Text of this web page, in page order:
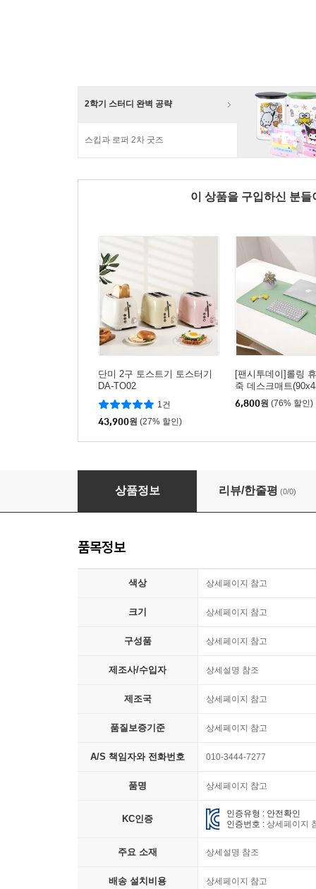
2학기 스터디 완벽 공략
스킵과 로퍼 2차 굿즈
이 상품을 구입하신 분
단미 2구 토스트기 토스터기
DA-TO02
1건
43,900원 (27% 할인)
[팬시투데이]롤링
죽 데스크매트
린)
6,800원 (76% 할인)
사계절 고정밴드 침대패드 매트리스패드 알러
상품정보 리뷰/한줄평 (0/0)
품목정보
색상 상세페이지 참고
크기 상세페이지 참고
구성품 상세페이지 참고
제조사/수입자 상세설명 참조
제조국 상세페이지 참고
품질보증기준 상세페이지 참고
A/S 책임자와 전화번호 010-3444-7277
품명 상세페이지 참고
KC인증
인증유형 : 안전확인
인증번호 :상세페이지
주요 소재 상세설명 참조
배송 설치비용 상세페이지 참고